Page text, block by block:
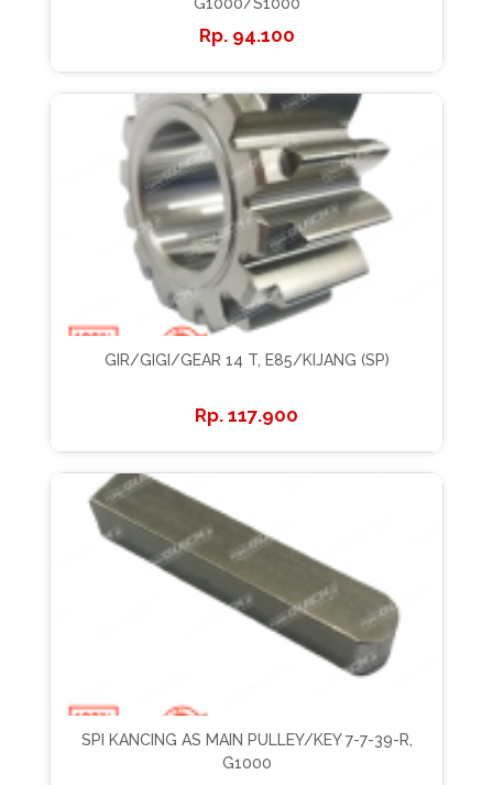
94.100
GIR/GIGI/GEAR 14 T, E85/KIJANG (SP)
117.900
SPI KANCING AS MAIN PULLEY/KEY 7-7-39-R,
G1000